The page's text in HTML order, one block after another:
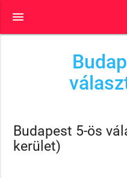
menu
Budapest 5-ös
kerület)